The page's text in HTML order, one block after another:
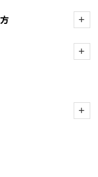
+
+
+